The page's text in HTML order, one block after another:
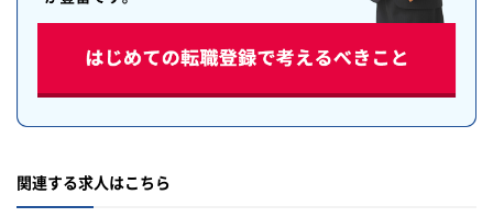
関連する求人はこちら